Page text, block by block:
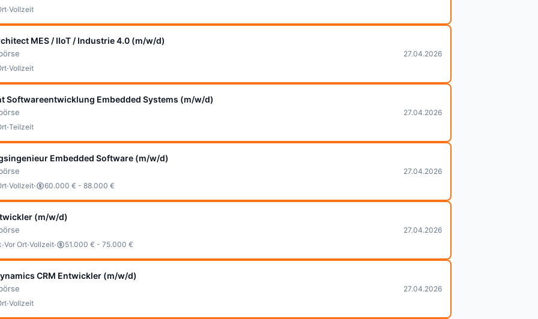
·Vollzeit
MES / IIoT / Industrie 4.0 (m/w/d)
·Vollzeit
27.04.2026
Softwareentwicklung Embedded Systems (m/w/d)
·Teilzeit
27.04.2026
Embedded Software (m/w/d)
·Vollzeit· 60.000 € - 88.000 €
27.04.2026
(m/w/d)
·Vor Ort·Vollzeit· 51.000 € - 75.000 €
27.04.2026
CRM Entwickler (m/w/d)
·Vollzeit
27.04.2026